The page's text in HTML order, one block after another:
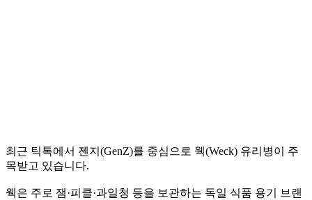
최근 틱톡에서 젠지(GenZ)를 중심으로 웩(Weck) 유리병이 주
목받고 있습니다.
웩은 주로 잼·피클·과일청 등을 보관하는 독일 식품 용기 브랜